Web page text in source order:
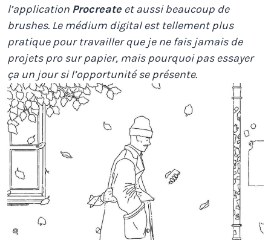
l’application Procreate et aussi beaucoup de
brushes. Le médium digital est tellement plus
pratique pour travailler que je ne fais jamais de
projets pro sur papier, mais pourquoi pas essayer
ça un jour si l’opportunité se présente.